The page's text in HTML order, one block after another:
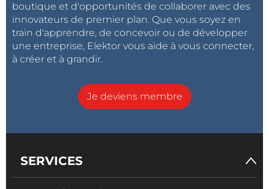
boutique et d'opportunités de collaborer avec des
innovateurs de premier plan. Que vous soyez en
train d'apprendre, de concevoir ou de développer
une entreprise, Elektor vous aide à vous connecter,
à créer et à grandir.
Je deviens membre
SERVICES